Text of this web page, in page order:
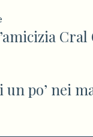
precedente: Cral
un po’ nei